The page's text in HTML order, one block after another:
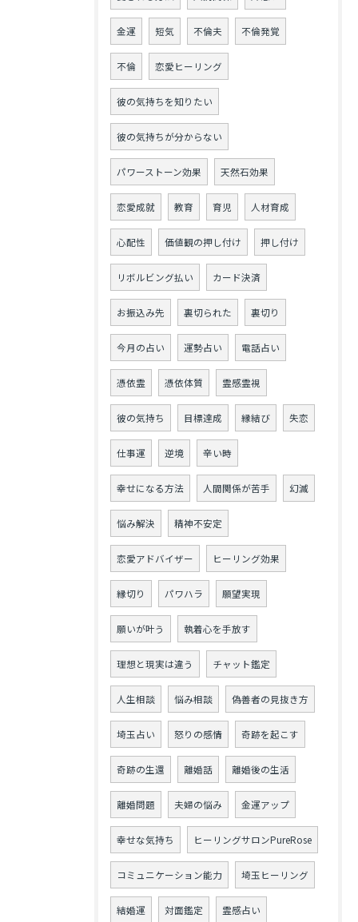
金運 短気 不倫夫 不倫発覚
不倫 恋愛ヒーリング
彼の気持ちを知りたい
彼の気持ちが分からない
パワーストーン効果 天然石効果
恋愛成就 教育 育児 人材育成
心配性 価値観の押し付け 押し付け
リボルビング払い カード決済
お振込み先 裏切られた 裏切り
今月の占い 運勢占い 電話占い
憑依霊 憑依体質 霊感霊視
彼の気持ち 目標達成 縁結び 失恋
仕事運 逆境 辛い時
幸せになる方法 人間関係が苦手 幻滅
悩み解決 精神不安定
恋愛アドバイザー ヒーリング効果
縁切り パワハラ 願望実現
願いが叶う 執着心を手放す
理想と現実は違う チャット鑑定
人生相談 悩み相談 偽善者の見抜き方
埼玉占い 怒りの感情 奇跡を起こす
奇跡の生還 離婚話 離婚後の生活
離婚問題 夫婦の悩み 金運アップ
幸せな気持ち ヒーリングサロンPureRose
コミュニケーション能力 埼玉ヒーリング
結婚運 対面鑑定 霊感占い